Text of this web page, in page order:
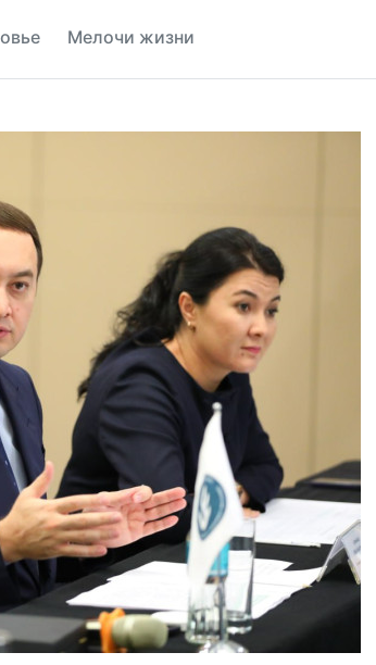
Мелочи жизни